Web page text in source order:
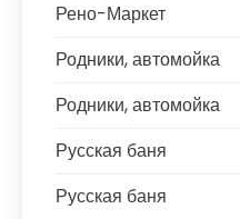
Рено-Маркет
Родники, автомойка
Родники, автомойка
Русская баня
Русская баня